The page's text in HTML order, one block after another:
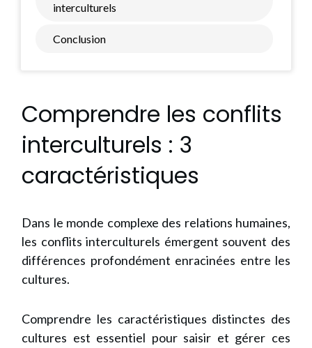
interculturels
Conclusion
Comprendre les conflits
interculturels : 3
caractéristiques
Dans le monde complexe des relations humaines,
les conflits interculturels émergent souvent des
différences profondément enracinées entre les
cultures.
Comprendre les caractéristiques distinctes des
cultures est essentiel pour saisir et gérer ces